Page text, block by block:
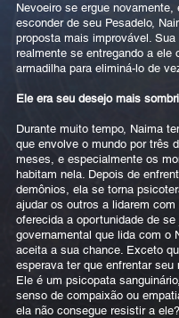
Nevoeiro se ergue novamente,
esconder de seu Pesadelo,
proposta mais improvável. Sua
realmente se entregando a ele
armadilha para eliminá-lo de
Ele era seu desejo mais
Durante muito tempo, Naima
que envolve o mundo por três
meses, e especialmente os
habitam nela. Depois de
demônios, ela se torna
ajudar os outros a lidarem
oferecida a oportunidade de
governamental que lida com o
aceita a sua chance. Exceto
esperava ter que enfrentar seu
Ele é um psicopata
senso de compaixão ou
ela não consegue resistir a